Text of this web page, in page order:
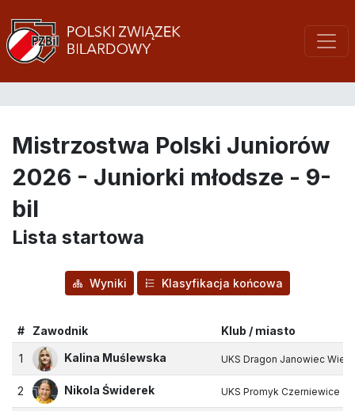
Mistrzostwa Polski Juniorów
2026 - Juniorki młodsze - 9-
bil
Lista startowa
Wyniki Klasyfikacja końcowa
# Zawodnik Klub / miasto
1 Kalina Muślewska UKS Dragon Janowiec
2 Nikola Świderek UKS Promyk Czerniewice